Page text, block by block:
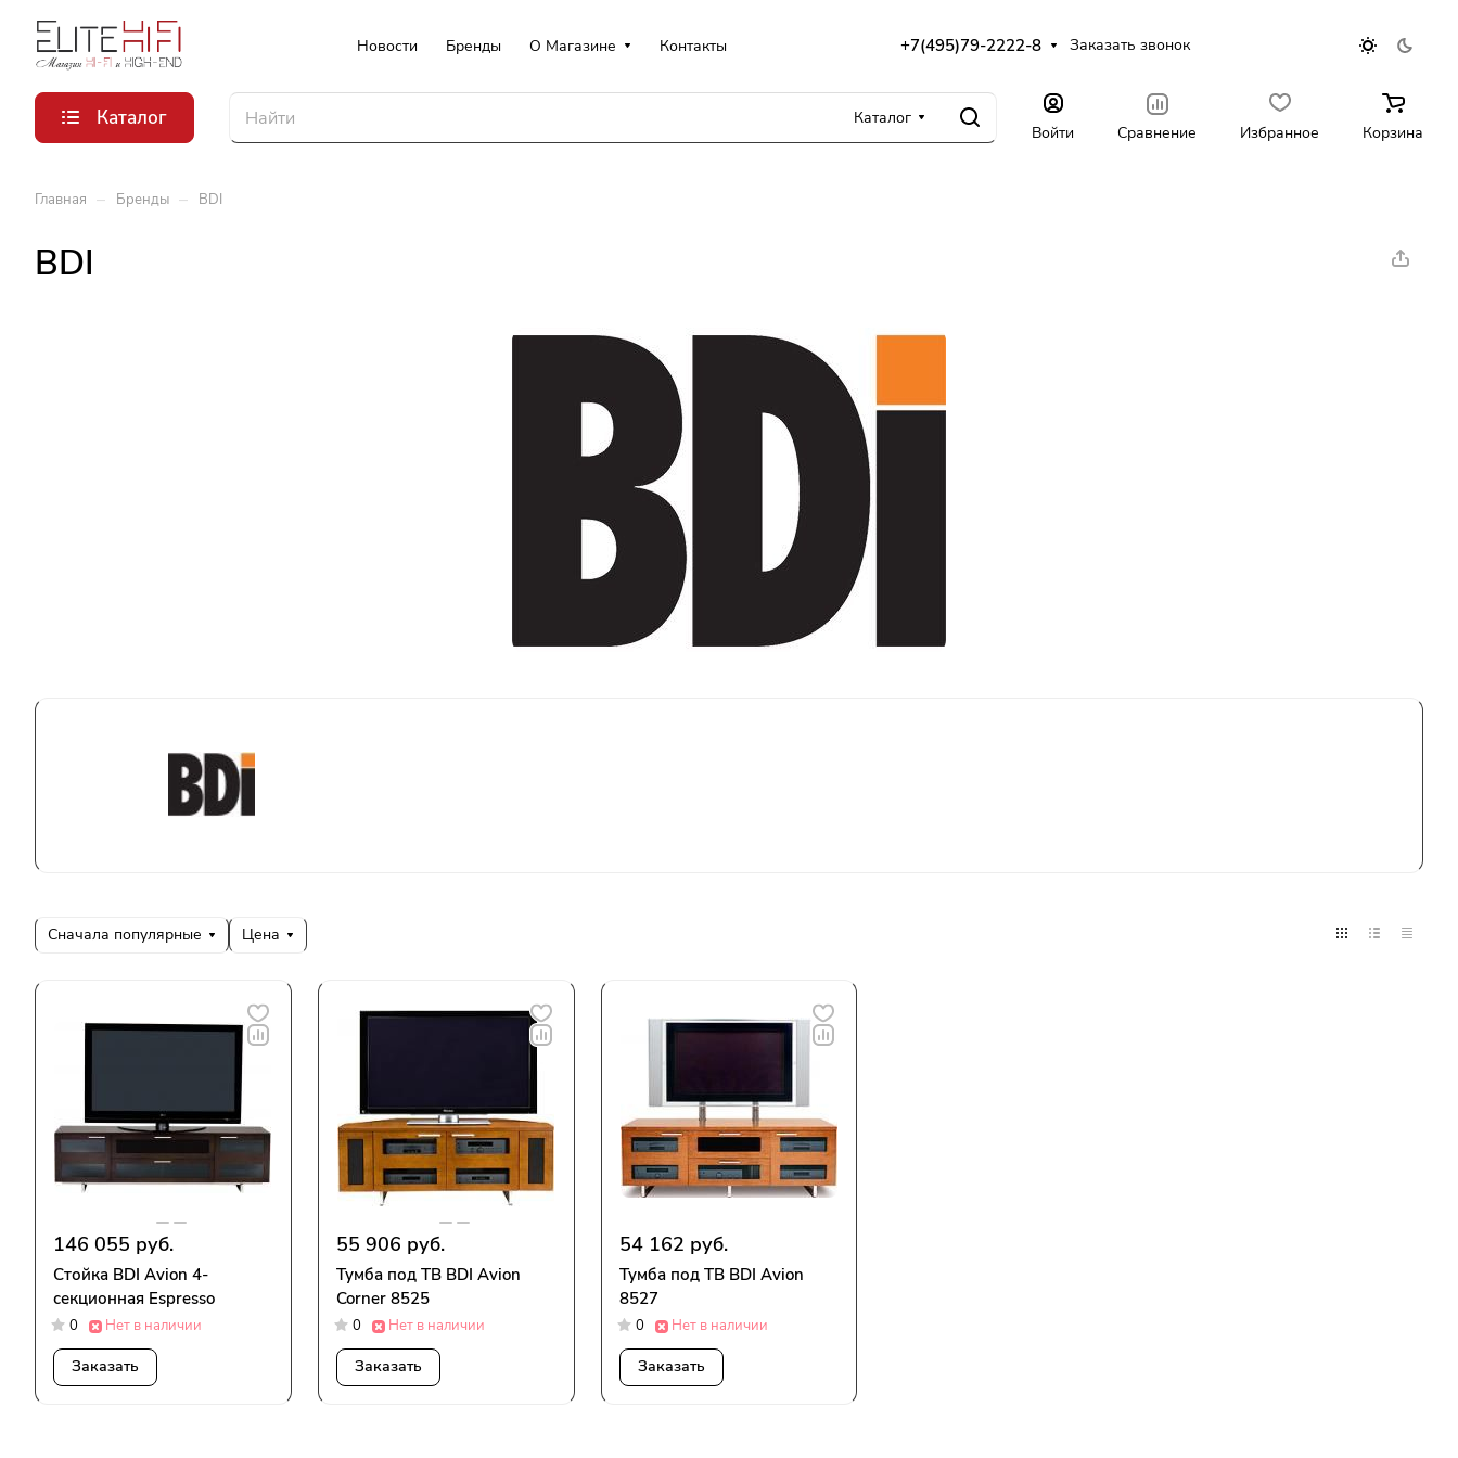
Новости Бренды О Магазине Контакты +7(495)79-2222-8 Заказать звонок
Каталог Каталог
Войти Сравнение Избранное Корзина
Главная – Бренды – BDI
BDI
Сначала популярные Цена
146 055 руб.
Стойка BDI Avion 4-
секционная Espresso
0 Нет в наличии
Заказать
55 906 руб.
Тумба под ТВ BDI Avion
Corner 8525
0 Нет в наличии
Заказать
54 162 руб.
Тумба под ТВ BDI Avion
8527
0 Нет в наличии
Заказать